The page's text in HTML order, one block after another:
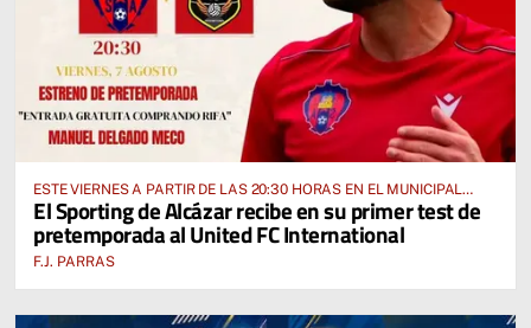
ESTE VIERNES A PARTIR DE LAS 20:30 HORAS EN EL MUNICIPAL
“MANUEL DELGADO MECO”
El Sporting de Alcázar recibe en su primer test de
pretemporada al United FC International
F.J. PARRAS